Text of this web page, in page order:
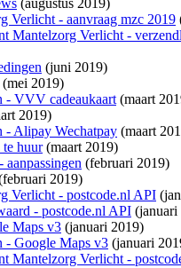
(augustus 2019)
Verlicht - aanvraag mzc 2019
Mantelzorg Verlicht -
(juni 2019)
(mei 2019)
- VVV cadeaukaart(maart
2019)
- Alipay Wechatpay (maart
huur(maart 2019)
(februari 2019)
2019)
Verlicht - postcode.nl API
- postcode.nl API (januari
Maps v3 (januari 2019)
- Google Maps v3 (januari
Mantelzorg Verlicht -